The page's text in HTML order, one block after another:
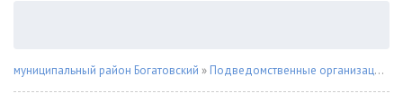
муниципальный район Богатовский » Подведомственные организации